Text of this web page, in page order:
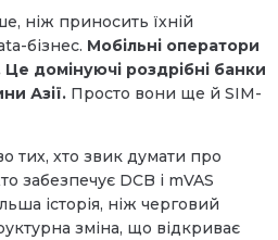
ніж приносить їхній
бізнес. Мобільні оператори
домінуючі роздрібні банки
Азії. Просто вони ще й SIM-
тих, хто звик думати про
забезпечує DCB і mVAS
історія, ніж черговий
зміна, що відкриває